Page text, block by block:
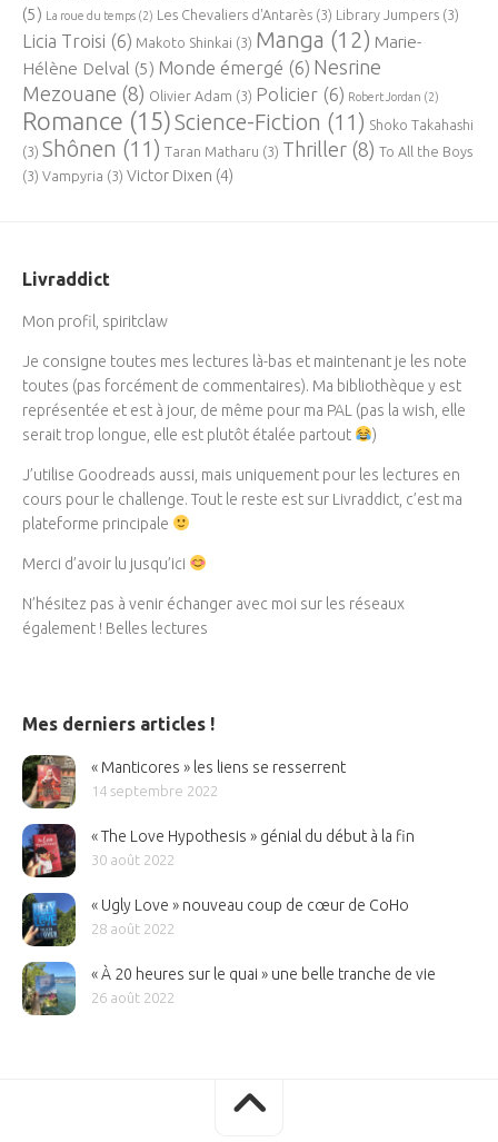
(5) La roue du temps (2) Les Chevaliers d'Antarès (3) Library Jumpers (3)
Licia Troisi (6) Makoto Shinkai (3) Manga (12) Marie-
Hélène Delval (5) Monde émergé (6) Nesrine
Mezouane (8) Olivier Adam (3) Policier (6) Robert Jordan (2)
Romance (15)Science-Fiction (11) Shoko Takahashi
(3) Shônen (11) Taran Matharu (3) Thriller (8) To All the Boys
(3) Vampyria (3) Victor Dixen (4)
Livraddict
Mon profil, spiritclaw
Je consigne toutes mes lectures là-bas et maintenant je les note
toutes (pas forcément de commentaires). Ma bibliothèque y est
représentée et est à jour, de même pour ma PAL (pas la wish, elle
serait trop longue, elle est plutôt étalée partout
)
J’utilise Goodreads aussi, mais uniquement pour les lectures en
cours pour le challenge. Tout le reste est sur Livraddict, c’est ma
plateforme principale
Merci d’avoir lu jusqu’ici
N’hésitez pas à venir échanger avec moi sur les réseaux
également ! Belles lectures
Mes derniers articles !
« Manticores » les liens se resserrent
14 septembre 2022
« The Love Hypothesis » génial du début à la fin
30 août 2022
« Ugly Love » nouveau coup de cœur de CoHo
28 août 2022
« À 20 heures sur le quai » une belle tranche de vie
26 août 2022